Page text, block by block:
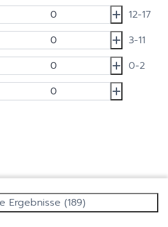
12-17
3-11
0-2
Ergebnisse (189)